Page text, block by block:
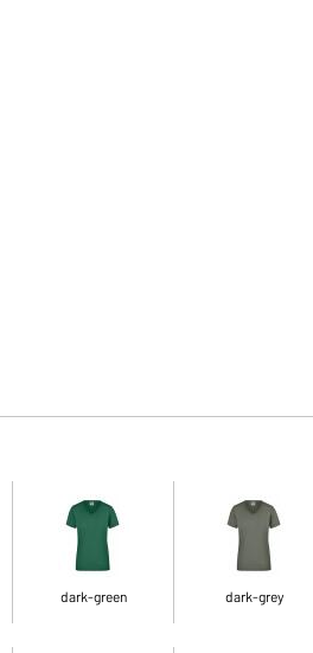
dark-green dark-grey